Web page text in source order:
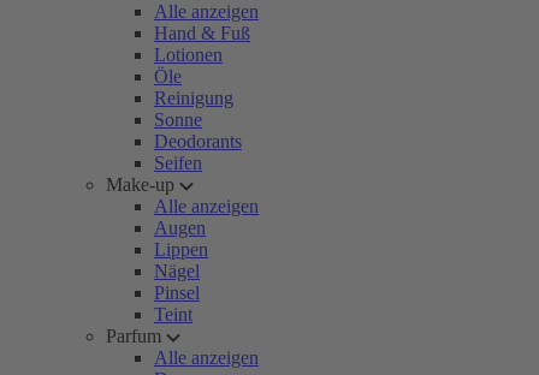
Alle anzeigen
Hand & Fuß
Lotionen
Öle
Reinigung
Sonne
Deodorants
Seifen
Make-up
Alle anzeigen
Augen
Lippen
Nägel
Pinsel
Teint
Parfum
Alle anzeigen